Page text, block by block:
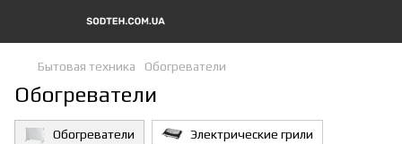
Бытовая техника Обогреватели
Обогреватели
Обогреватели Электрические грили